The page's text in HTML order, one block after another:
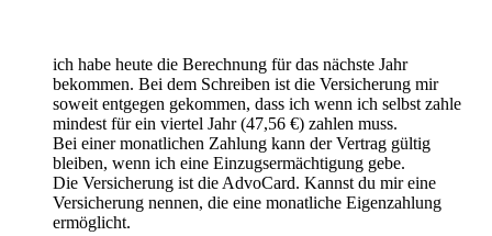
ich habe heute die Berechnung für das nächste Jahr
bekommen. Bei dem Schreiben ist die Versicherung mir
soweit entgegen gekommen, dass ich wenn ich selbst zahle
mindest für ein viertel Jahr (47,56 €) zahlen muss.
Bei einer monatlichen Zahlung kann der Vertrag gültig
bleiben, wenn ich eine Einzugsermächtigung gebe.
Die Versicherung ist die AdvoCard. Kannst du mir eine
Versicherung nennen, die eine monatliche Eigenzahlung
ermöglicht.